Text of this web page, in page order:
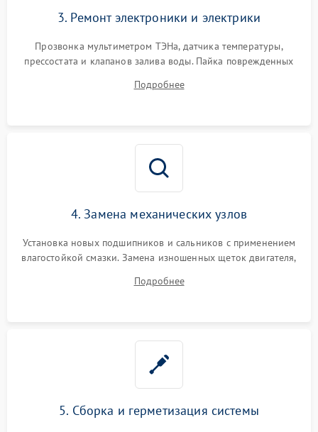
3. Ремонт электроники и электрики
Прозвонка мультиметром ТЭНа, датчика температуры,
прессостата и клапанов залива воды. Пайка поврежденных
Восстановление целостности проводки и контактов.
Подробнее
4. Замена механических узлов
Установка новых подшипников и сальников с применением
влагостойкой смазки. Замена изношенных щеток двигателя,
или поврежденной резиновой манжеты.
Подробнее
5. Сборка и герметизация системы